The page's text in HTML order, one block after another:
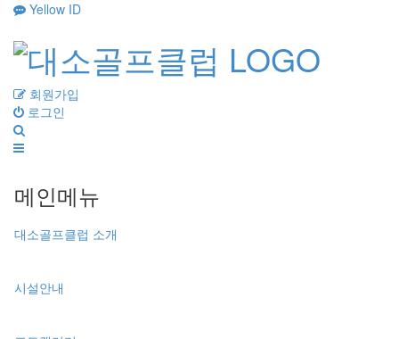
Yellow ID
회원가입
로그인
메인메뉴
대소골프클럽 소개
시설안내